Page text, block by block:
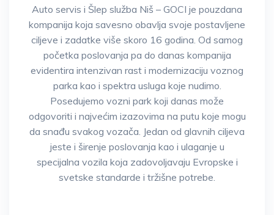
Auto servis i Šlep služba Niš – GOCI je pouzdana
kompanija koja savesno obavlja svoje postavljene
ciljeve i zadatke više skoro 16 godina. Od samog
početka poslovanja pa do danas kompanija
evidentira intenzivan rast i modernizaciju voznog
parka kao i spektra usluga koje nudimo.
Posedujemo vozni park koji danas može
odgovoriti i najvećim izazovima na putu koje mogu
da snađu svakog vozača. Jedan od glavnih ciljeva
jeste i širenje poslovanja kao i ulaganje u
specijalna vozila koja zadovoljavaju Evropske i
svetske standarde i tržišne potrebe.